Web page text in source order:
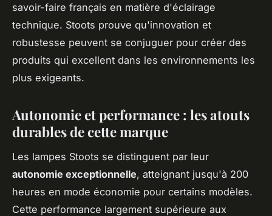
savoir-faire français en matière d'éclairage
technique. Stoots prouve qu'innovation et
robustesse peuvent se conjuguer pour créer des
produits qui excellent dans les environnements les
plus exigeants.
Autonomie et performance : les atouts
durables de cette marque
Les lampes Stoots se distinguent par leur
autonomie exceptionnelle, atteignant jusqu'à 200
heures en mode économie pour certains modèles.
Cette performance largement supérieure aux